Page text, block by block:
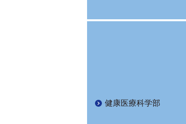
健康医療科学部